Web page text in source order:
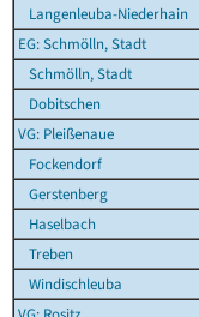
Langenleuba-Niederhain
EG: Schmölln, Stadt
Schmölln, Stadt
Dobitschen
VG: Pleißenaue
Fockendorf
Gerstenberg
Haselbach
Treben
Windischleuba